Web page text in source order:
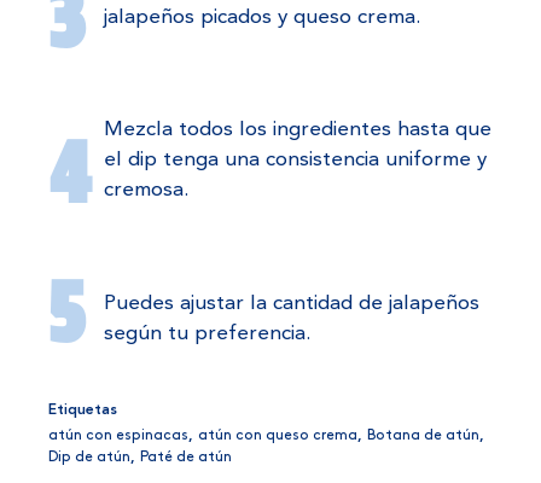
jalapeños picados y queso crema.
Mezcla todos los ingredientes hasta que
el dip tenga una consistencia uniforme y
cremosa.
Puedes ajustar la cantidad de jalapeños
según tu preferencia.
Etiquetas
atún con espinacas, atún con queso crema, Botana de atún,
Dip de atún, Paté de atún